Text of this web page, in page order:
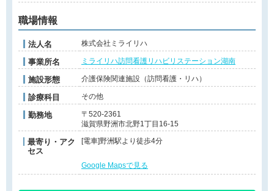
職場情報
法人名 株式会社ミライリハ
事業所名 ミライリハ訪問看護リハビリステーション湖南
施設形態 介護保険関連施設（訪問看護・リハ）
診療科目 その他
勤務地
〒520-2361
滋賀県野洲市北野1丁目16-15
最寄り・アク
セス
[電車]野洲駅より徒歩4分
Google Mapsで見る